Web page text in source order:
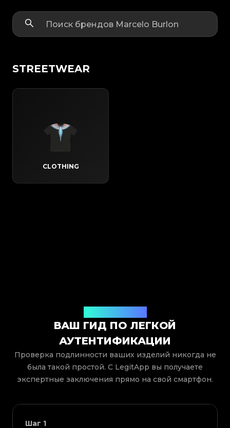
STREETWEAR
CLOTHING
ВАШ ГИД ПО ЛЕГКОЙ
АУТЕНТИФИКАЦИИ
Проверка подлинности ваших изделий никогда не
была такой простой. С LegitApp вы получаете
экспертные заключения прямо на свой смартфон.
Шаг 1